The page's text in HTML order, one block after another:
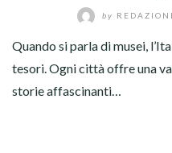
by
Quando si parla di musei,
tesori. Ogni città offre una
storie affascinanti…